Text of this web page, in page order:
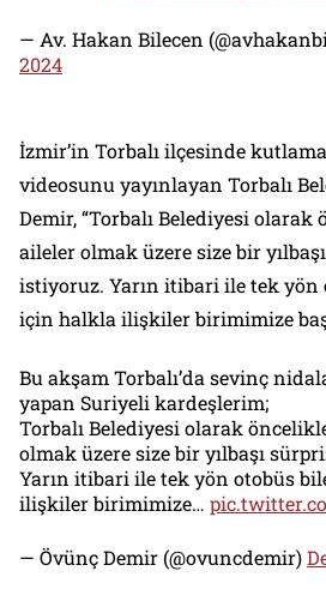
— Av. Hakan Bilecen
2024
İzmir’in Torbalı ilçesinde
videosunu yayınlayan Torbalı
Demir, “Torbalı Belediyesi
aileler olmak üzere size bir
istiyoruz. Yarın itibari ile tek
için halkla ilişkiler birimimize
Bu akşam Torbalı’da sevinç
yapan Suriyeli kardeşlerim;
Torbalı Belediyesi olarak
olmak üzere size bir yılbaşı
Yarın itibari ile tek yön otobüs
ilişkiler birimimize…
— Övünç Demir (@ovuncdemir)